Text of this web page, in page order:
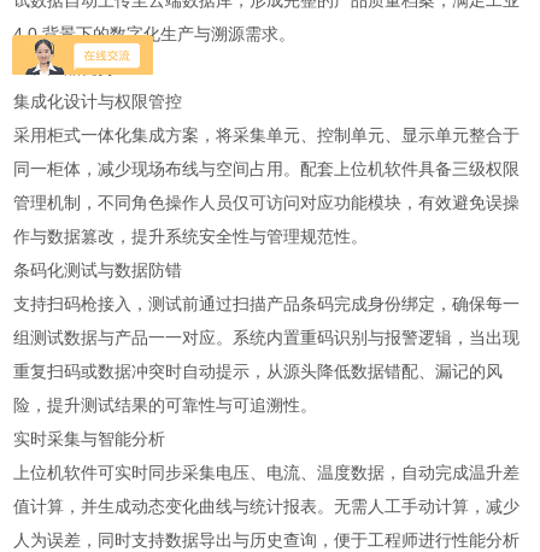
4.0 背景下的数字化生产与溯源需求。
二、产品优势
集成化设计与权限管控
采用柜式一体化集成方案，将采集单元、控制单元、显示单元整合于
同一柜体，减少现场布线与空间占用。配套上位机软件具备三级权限
管理机制，不同角色操作人员仅可访问对应功能模块，有效避免误操
作与数据篡改，提升系统安全性与管理规范性。
条码化测试与数据防错
支持扫码枪接入，测试前通过扫描产品条码完成身份绑定，确保每一
组测试数据与产品一一对应。系统内置重码识别与报警逻辑，当出现
重复扫码或数据冲突时自动提示，从源头降低数据错配、漏记的风
险，提升测试结果的可靠性与可追溯性。
实时采集与智能分析
上位机软件可实时同步采集电压、电流、温度数据，自动完成温升差
值计算，并生成动态变化曲线与统计报表。无需人工手动计算，减少
人为误差，同时支持数据导出与历史查询，便于工程师进行性能分析